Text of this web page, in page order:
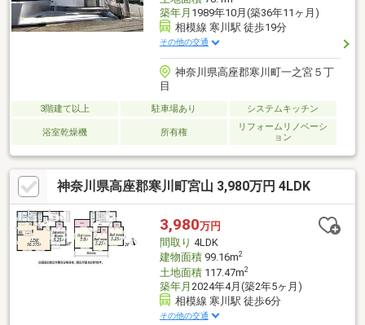
築年月 1989年10月(築36年11ヶ月)
相模線 寒川駅 徒歩19分
その他の交通
神奈川県高座郡寒川町一之宮５丁
目
3階建て以上 駐車場あり システムキッチン
浴室乾燥機 所有権
リフォームリノベーシ
ョン
神奈川県高座郡寒川町宮山 3,980万円 4LDK
3,980万円
間取り 4LDK
建物面積99.16m2
土地面積117.47m2
築年月 2024年4月(築2年5ヶ月)
相模線 寒川駅 徒歩6分
その他の交通